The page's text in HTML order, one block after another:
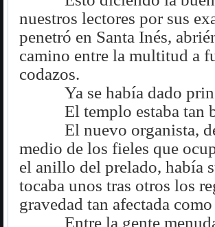
nuestros lectores por sus
penetró en Santa Inés,
camino entre la multitud a
codazos.
Ya se había dado
El templo estaba tan
El nuevo organista,
medio de los fieles que
el anillo del prelado, había
tocaba unos tras otros los
gravedad tan afectada
Entre la gente